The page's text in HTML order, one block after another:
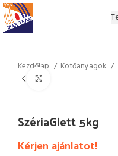
Kezdőlap Kötőanyagok
SzériaGlett 5kg
Kérjen ajánlatot!